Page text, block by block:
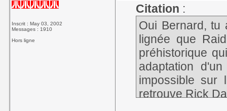
Inscrit : May 03, 2002
Messages : 1910
Hors ligne
Citation :
Oui Bernard, tu
lignée que
préhistorique
adaptation
impossible sur
retrouve Rick